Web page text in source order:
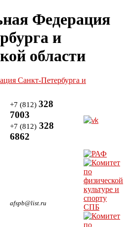
Федерация
и
области
+7 (812) 328
7003
+7 (812) 328
6862
afspb@list.ru